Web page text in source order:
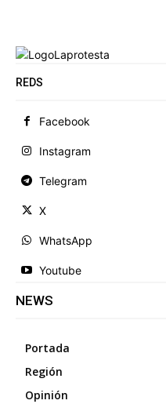
REDS
Facebook
Instagram
Telegram
X
WhatsApp
Youtube
NEWS
Portada
Región
Opinión